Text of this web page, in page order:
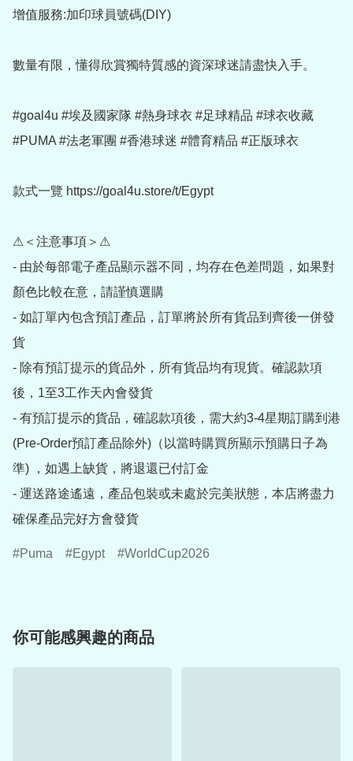
增值服務:加印球員號碼(DIY)
數量有限，懂得欣賞獨特質感的資深球迷請盡快入手。
#goal4u #埃及國家隊 #熱身球衣 #足球精品 #球衣收藏
#PUMA #法老軍團 #香港球迷 #體育精品 #正版球衣
款式一覽 https://goal4u.store/t/Egypt
⚠＜注意事項＞⚠
- 由於每部電子產品顯示器不同，均存在色差問題，如果對
顏色比較在意，請謹慎選購
- 如訂單內包含預訂產品，訂單將於所有貨品到齊後一併發
貨
- 除有預訂提示的貨品外，所有貨品均有現貨。確認款項
後，1至3工作天內會發貨
- 有預訂提示的貨品，確認款項後，需大約3-4星期訂購到港
(Pre-Order預訂產品除外)（以當時購買所顯示預購日子為
準) ，如遇上缺貨，將退還已付訂金
- 運送路途遙遠，產品包裝或未處於完美狀態，本店將盡力
確保產品完好方會發貨
Puma Egypt WorldCup2026
你可能感興趣的商品